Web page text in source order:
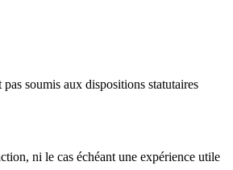
soumis aux dispositions statutaires
ni le cas échéant une expérience utile